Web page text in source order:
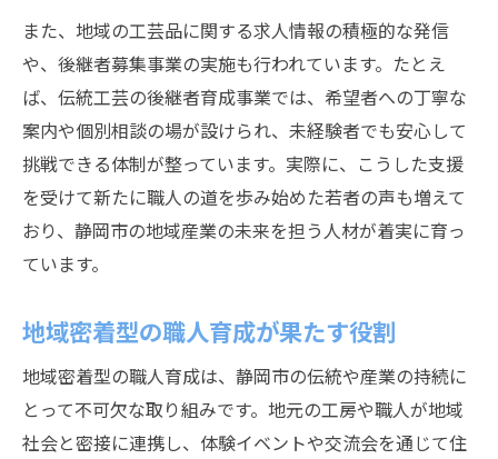
また、地域の工芸品に関する求人情報の積極的な発信
や、後継者募集事業の実施も行われています。たとえ
ば、伝統工芸の後継者育成事業では、希望者への丁寧な
案内や個別相談の場が設けられ、未経験者でも安心して
挑戦できる体制が整っています。実際に、こうした支援
を受けて新たに職人の道を歩み始めた若者の声も増えて
おり、静岡市の地域産業の未来を担う人材が着実に育っ
ています。
地域密着型の職人育成が果たす役割
地域密着型の職人育成は、静岡市の伝統や産業の持続に
とって不可欠な取り組みです。地元の工房や職人が地域
社会と密接に連携し、体験イベントや交流会を通じて住